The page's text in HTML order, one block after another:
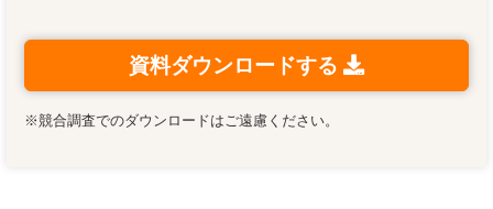
資料ダウンロードする
※競合調査でのダウンロードはご遠慮ください。